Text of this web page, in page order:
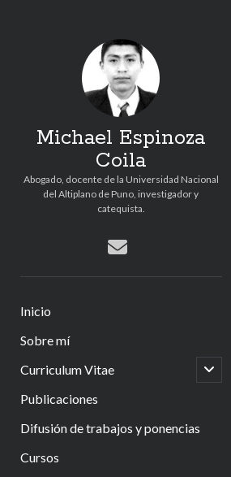
Michael Espinoza
Coila
Abogado, docente de la Universidad Nacional
del Altiplano de Puno, investigador y
catequista.
correo
Inicio
Sobre mí
Curriculum Vitae
abrir
menú
Publicaciones
Difusión de trabajos y ponencias
Cursos